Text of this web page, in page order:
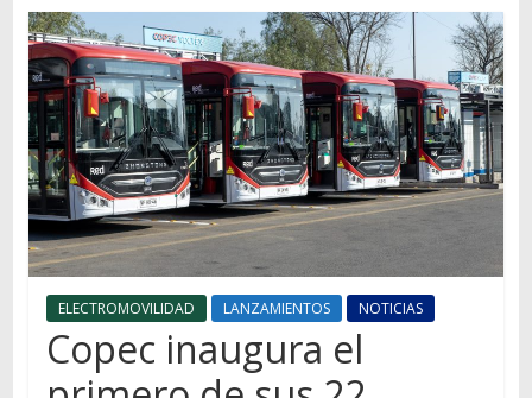
Autos,
camiones,
motos,
información
del
mundo
del
transporte
ELECTROMOVILIDAD LANZAMIENTOS NOTICIAS
Copec inaugura el